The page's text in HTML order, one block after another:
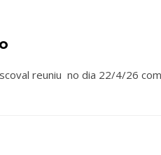
reuniu no dia 22/4/26